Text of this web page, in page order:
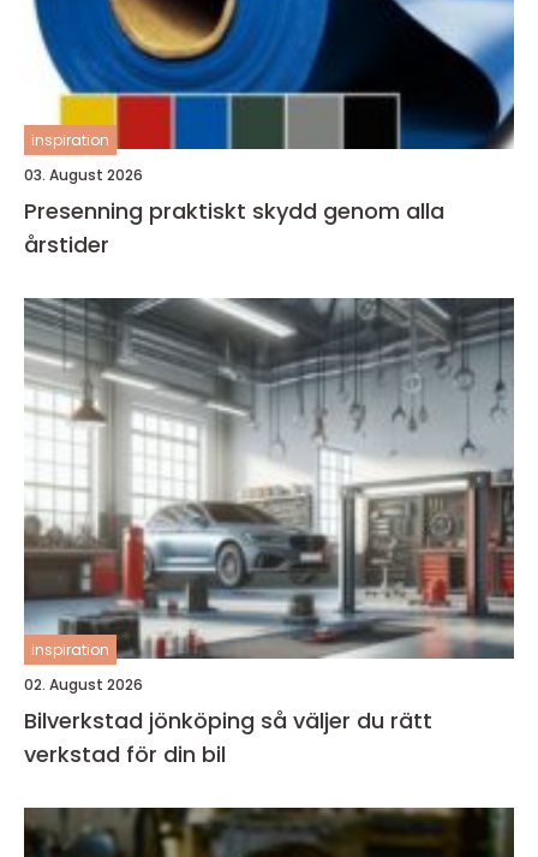
inspiration
03. August 2026
Presenning praktiskt skydd genom alla
årstider
inspiration
02. August 2026
Bilverkstad jönköping så väljer du rätt
verkstad för din bil